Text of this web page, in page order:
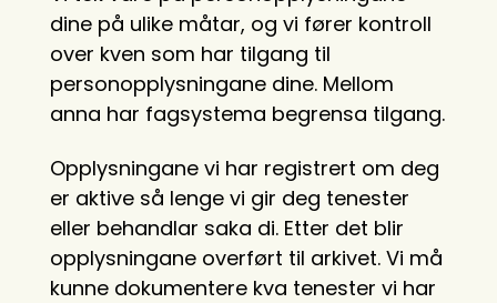
dine på ulike måtar, og vi fører kontroll
over kven som har tilgang til
personopplysningane dine. Mellom
anna har fagsystema begrensa tilgang.
Opplysningane vi har registrert om deg
er aktive så lenge vi gir deg tenester
eller behandlar saka di. Etter det blir
opplysningane overført til arkivet. Vi må
kunne dokumentere kva tenester vi har